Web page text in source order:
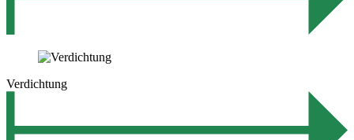
Verdichtung